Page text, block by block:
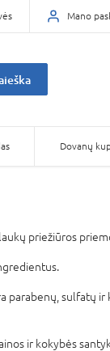
Mano
Dovanų
priežiūros
parabenų, sulfatų ir
ir kokybės